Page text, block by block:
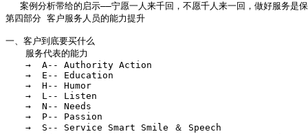
案例分析带给的启示——宁愿一人来千回，不愿千人来一回，做好服务是
第四部分 客户服务人员的能力提升
一、客户到底要买什么
服务代表的能力
→  A-- Authority Action
→  E-- Education
→  H-- Humor
→  L-- Listen
→  N-- Needs
→  P-- Passion
→  S-- Service Smart Smile ＆ Speech